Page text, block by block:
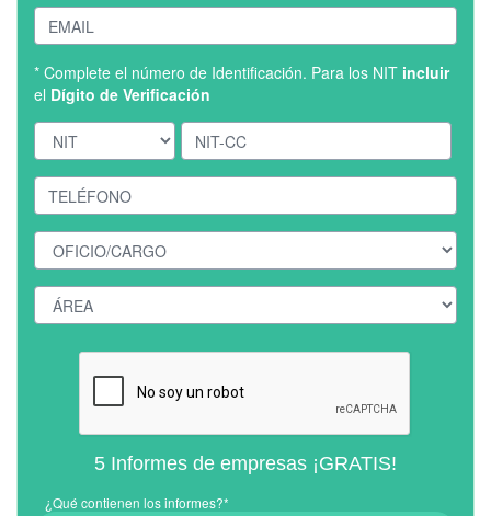
* Complete el número de Identificación. Para los NIT incluir
el Dígito de Verificación
5 Informes de empresas ¡GRATIS!
¿Qué contienen los informes?*